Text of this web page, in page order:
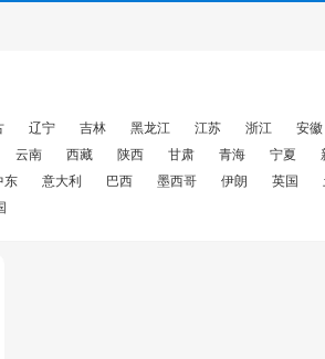
辽宁 吉林 黑龙江 江苏 浙江 安徽
云南 西藏 陕西 甘肃 青海 宁夏
东 意大利 巴西 墨西哥 伊朗 英国